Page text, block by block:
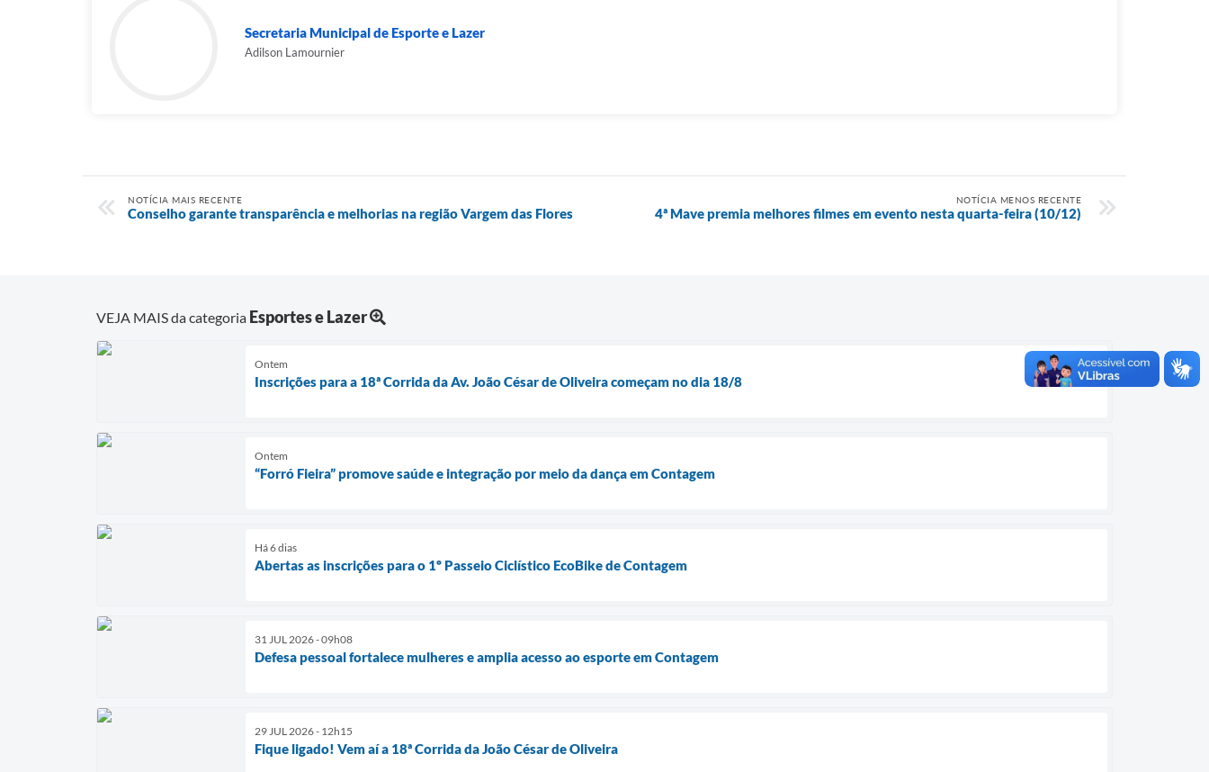
Secretaria Municipal de Esporte e Lazer
Adilson Lamournier
NOTÍCIA MAIS RECENTE
Conselho garante transparência e melhorias na região Vargem das Flores
NOTÍCIA MENOS RECENTE
4ª Mave premia melhores filmes em evento nesta quarta-feira (10/12)
VEJA MAIS da categoria Esportes e Lazer
Ontem
Inscrições para a 18ª Corrida da Av. João César de Oliveira começam no dia 18/8
Ontem
“Forró Fieira” promove saúde e integração por meio da dança em Contagem
Há 6 dias
Abertas as inscrições para o 1º Passeio Ciclístico EcoBike de Contagem
31 JUL 2026 - 09h08
Defesa pessoal fortalece mulheres e amplia acesso ao esporte em Contagem
29 JUL 2026 - 12h15
Fique ligado! Vem aí a 18ª Corrida da João César de Oliveira